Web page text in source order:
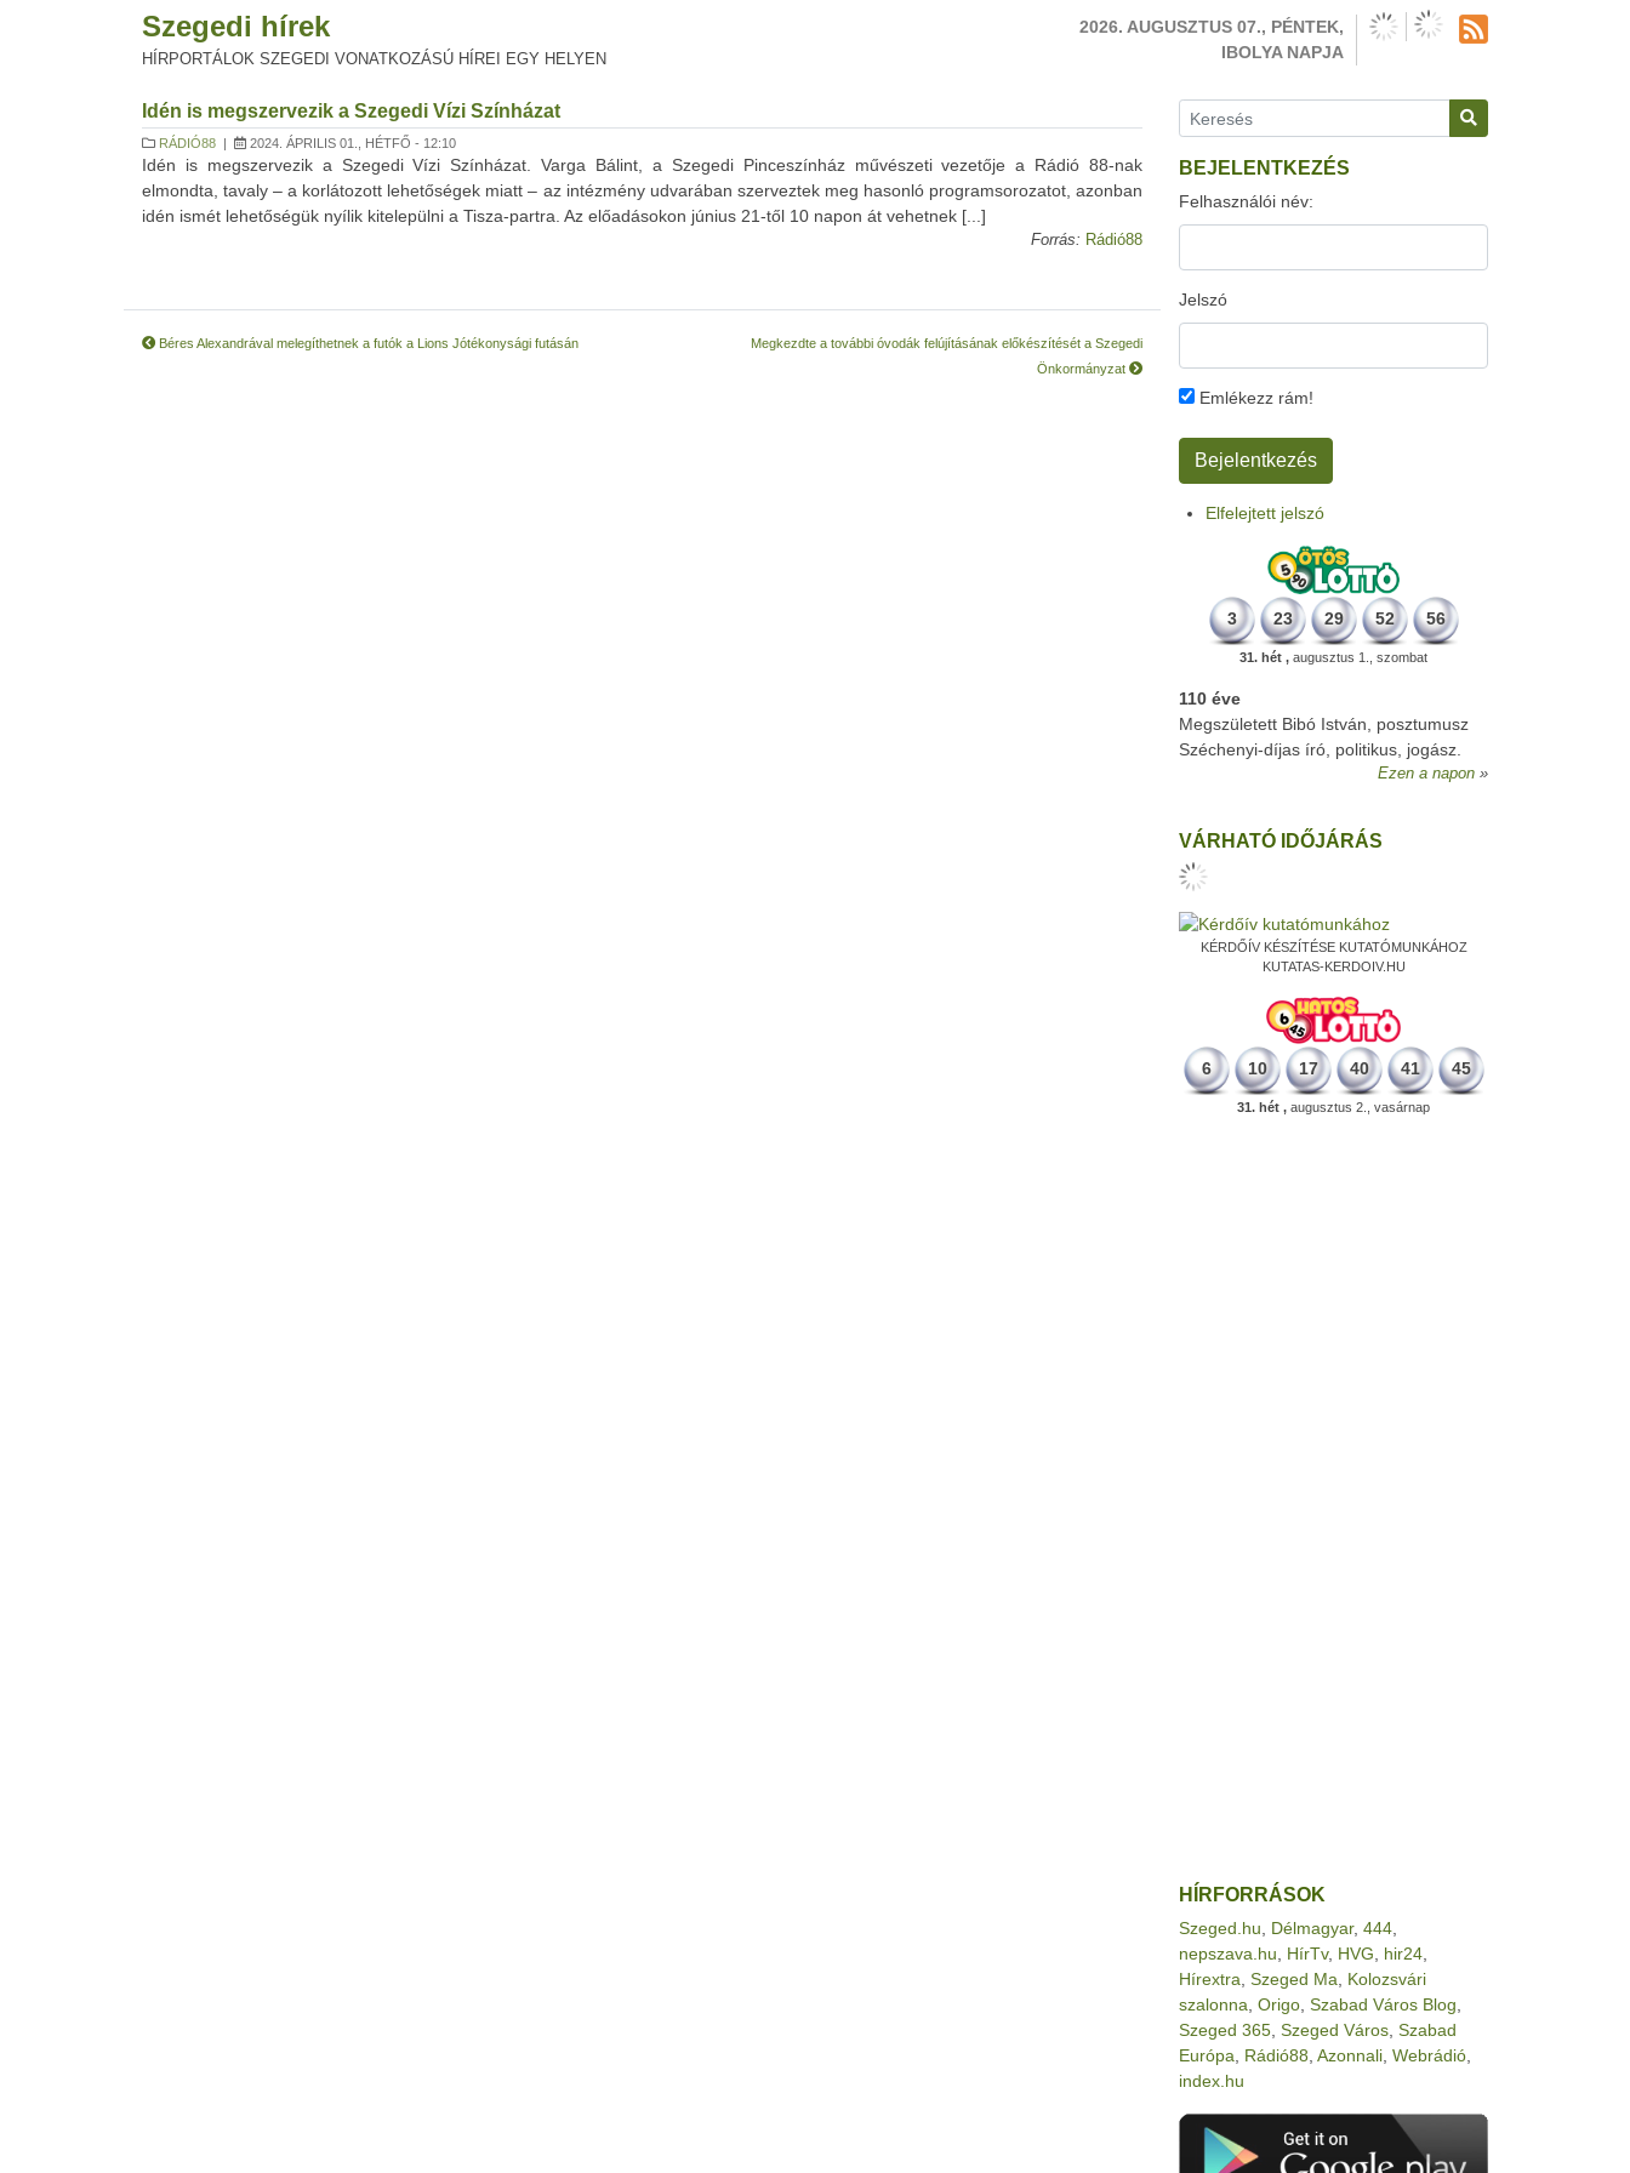
Szegedi hírek
HÍRPORTÁLOK SZEGEDI VONATKOZÁSÚ HÍREI EGY HELYEN
2026. AUGUSZTUS 07., PÉNTEK,
IBOLYA NAPJA
Idén is megszervezik a Szegedi Vízi Színházat
RÁDIÓ88 | 2024. ÁPRILIS 01., HÉTFŐ - 12:10
Idén is megszervezik a Szegedi Vízi Színházat. Varga Bálint, a Szegedi Pinceszínház művészeti vezetője a Rádió 88-nak
elmondta, tavaly – a korlátozott lehetőségek miatt – az intézmény udvarában szerveztek meg hasonló programsorozatot, azonban
idén ismét lehetőségük nyílik kitelepülni a Tisza-partra. Az előadásokon június 21-től 10 napon át vehetnek [...]
Forrás: Rádió88
Béres Alexandrával melegíthetnek a futók a Lions Jótékonysági futásán
Megkezdte a további óvodák felújításának előkészítését a Szegedi
Önkormányzat
BEJELENTKEZÉS
Felhasználói név:
Jelszó
Emlékezz rám!
Elfelejtett jelszó
3 23 29 52 56
31. hét , augusztus 1., szombat
110 éve
Megszületett Bibó István, posztumusz
Széchenyi-díjas író, politikus, jogász.
Ezen a napon
VÁRHATÓ IDŐJÁRÁS
KÉRDŐÍV KÉSZÍTÉSE KUTATÓMUNKÁHOZ
KUTATAS-KERDOIV.HU
6 10 17 40 41 45
31. hét , augusztus 2., vasárnap
HÍRFORRÁSOK
Szeged.hu Délmagyar, 444
nepszava.hu
HírTv, HVG hir24
Hírextra Szeged Ma
Kolozsvári
szalonna Origo Szabad Város Blog
Szeged 365 Szeged Város Szabad
Európa
Rádió88 Azonnali Webrádió
index.hu